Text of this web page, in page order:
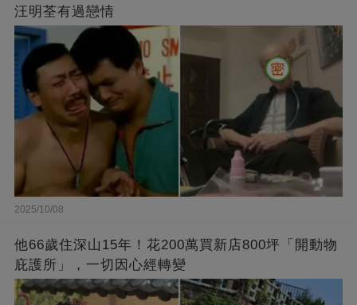
汪明荃有過戀情
2025/10/08
他66歲住深山15年！花200萬買新店800坪「開動物
庇護所」，一切因心經轉變